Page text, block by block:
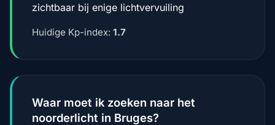
zichtbaar bij enige lichtvervuiling
Huidige Kp-index: 1.7
Waar moet ik zoeken naar het
noorderlicht in Bruges?